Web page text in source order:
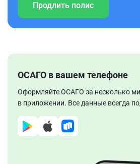
Продлить полис
ОСАГО в вашем телефоне
Оформляйте ОСАГО за несколько
в приложении. Все данные всегда